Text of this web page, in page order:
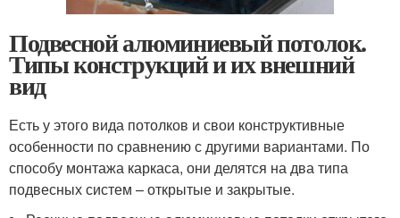
Подвесной алюминиевый потолок.
Типы конструкций и их внешний
вид
Есть у этого вида потолков и свои конструктивные
особенности по сравнению с другими вариантами. По
способу монтажа каркаса, они делятся на два типа
подвесных систем – открытые и закрытые.